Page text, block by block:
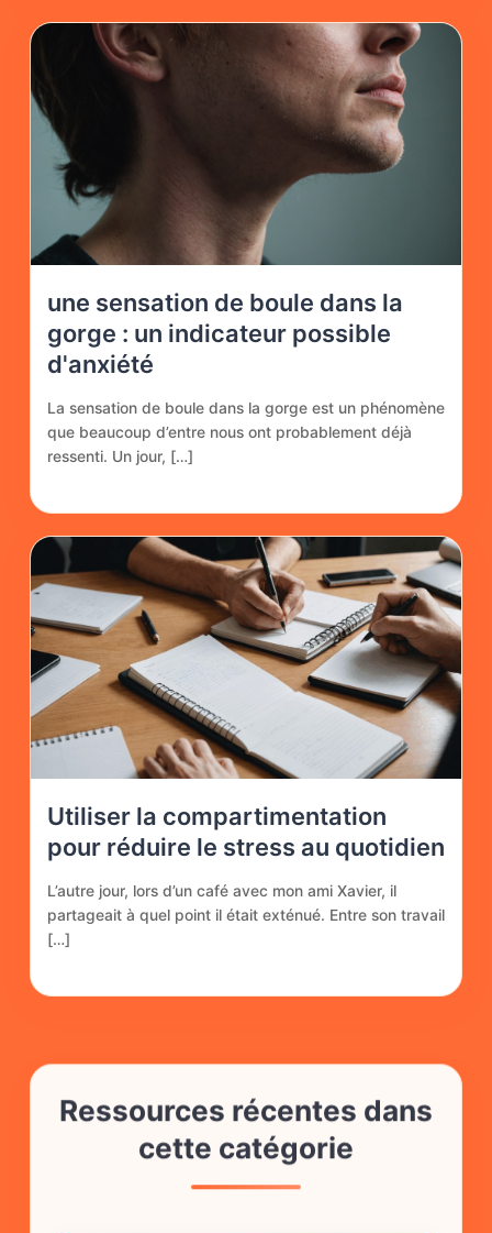
une sensation de boule dans la
gorge : un indicateur possible
d'anxiété
La sensation de boule dans la gorge est un phénomène
que beaucoup d’entre nous ont probablement déjà
ressenti. Un jour, […]
Utiliser la compartimentation
pour réduire le stress au quotidien
L’autre jour, lors d’un café avec mon ami Xavier, il
partageait à quel point il était exténué. Entre son travail
[…]
Ressources récentes dans
cette catégorie